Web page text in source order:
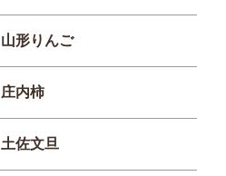
山形りんご
庄内柿
土佐文旦